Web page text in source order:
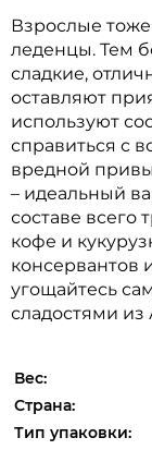
Взрослые тоже
леденцы. Тем
сладкие,
оставляют
используют
справиться с
вредной
– идеальный
составе всего
кофе и
консервантов
угощайтесь
сладостями из
Вес:
Страна:
Тип упаковки: